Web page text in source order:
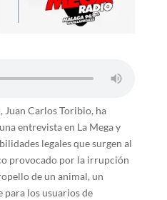
Juan Carlos Toribio, ha
entrevista en La Mega y
legales que surgen al
provocado por la irrupción
de un animal, un
para los usuarios de